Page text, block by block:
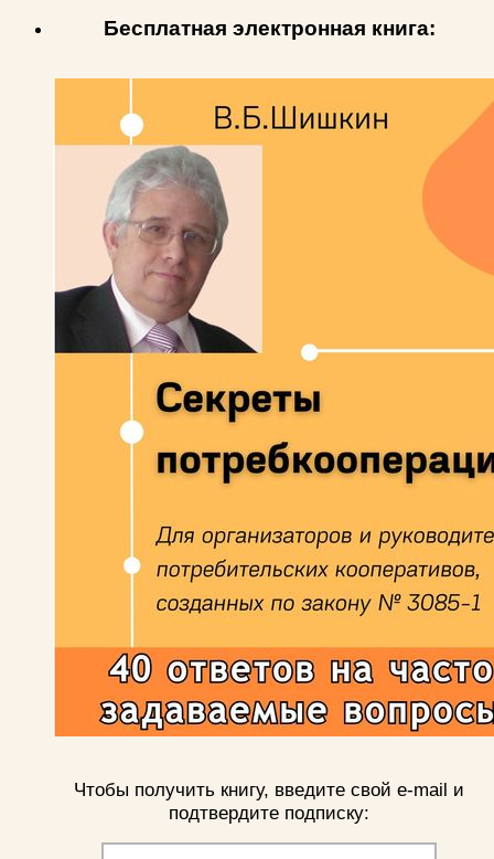
Бесплатная электронная книга:
Чтобы получить книгу, введите свой e-mail и
подтвердите подписку: